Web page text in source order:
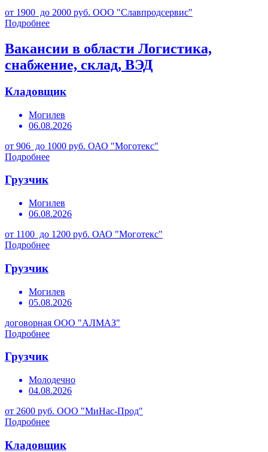
от 1900 до 2000 руб. ООО "Славпродсервис"
Подробнее
Вакансии в области Логистика,
снабжение, склад, ВЭД
Кладовщик
Могилев
06.08.2026
от 906 до 1000 руб. ОАО "Моготекс"
Подробнее
Грузчик
Могилев
06.08.2026
от 1100 до 1200 руб. ОАО "Моготекс"
Подробнее
Грузчик
Могилев
05.08.2026
договорная ООО "АЛМАЗ"
Подробнее
Грузчик
Молодечно
04.08.2026
от 2600 руб. ООО "МиНас-Прод"
Подробнее
Кладовщик